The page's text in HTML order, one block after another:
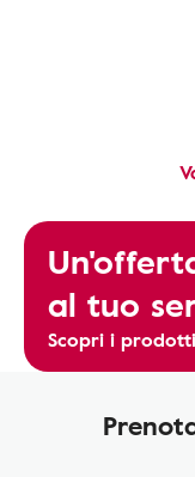
al tuo
Scopri i